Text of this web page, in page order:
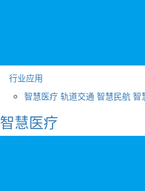
行业应用
智慧医疗 轨道交通 智慧民航 智
智慧医疗